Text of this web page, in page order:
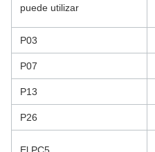
puede utilizar
P03
P07
P13
P26